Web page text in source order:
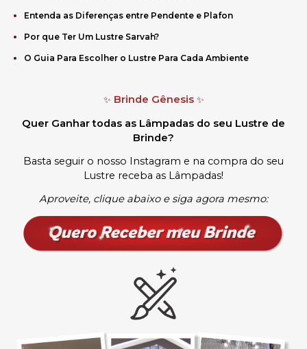
Entenda as Diferenças entre Pendente e Plafon
Por que Ter Um Lustre Sarvah?
O Guia Para Escolher o Lustre Para Cada Ambiente
✨ Brinde Gênesis ✨
Quer Ganhar todas as Lâmpadas do seu Lustre de
Brinde?
Basta seguir o nosso Instagram e na compra do seu
Lustre receba as Lâmpadas!
Aproveite, clique abaixo e siga agora mesmo: